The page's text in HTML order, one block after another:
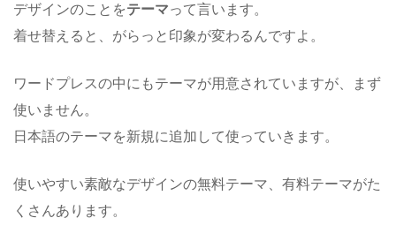
デザインのことをテーマって言います。
着せ替えると、がらっと印象が変わるんですよ。
ワードプレスの中にもテーマが用意されていますが、まず
使いません。
日本語のテーマを新規に追加して使っていきます。
使いやすい素敵なデザインの無料テーマ、有料テーマがた
くさんあります。